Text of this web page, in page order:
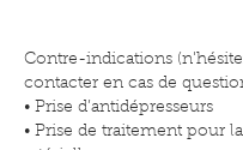
Contre-indications
contacter en cas de
• Prise d’antidépresseurs
• Prise de traitement pour